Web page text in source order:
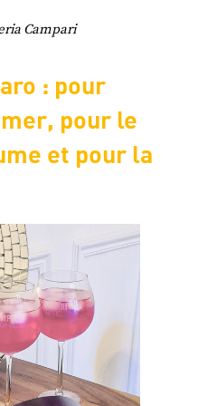
Campari
: pour
pour le
et pour la